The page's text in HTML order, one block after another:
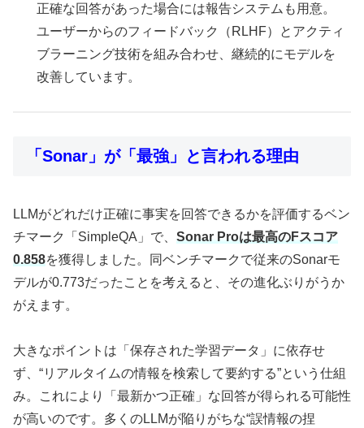
正確な回答があった場合には報告システムも用意。
ユーザーからのフィードバック（RLHF）とアクティ
ブラーニング技術を組み合わせ、継続的にモデルを
改善しています。
「Sonar」が「最強」と言われる理由
LLMがどれだけ正確に事実を回答できるかを評価するベン
チマーク「SimpleQA」で、 Sonar Proは最高のFスコア
0.858を獲得しました。同ベンチマークで従来のSonarモ
デルが0.773だったことを考えると、その進化ぶりがうか
がえます。
大きなポイントは「保存された学習データ」に依存せ
ず、“リアルタイムの情報を検索して要約する”という仕組
み。これにより「最新かつ正確」な回答が得られる可能性
が高いのです。多くのLLMが陥りがちな“誤情報の捏